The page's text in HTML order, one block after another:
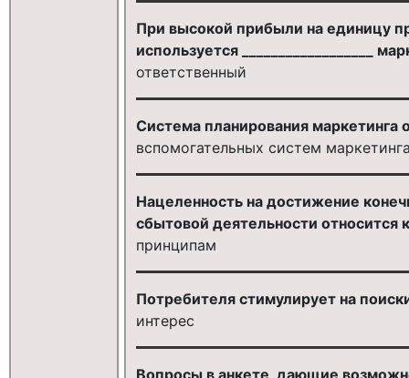
При высокой прибыли на единицу
используется __________________
ответственный
Система планирования маркетинга
вспомогательных систем
Нацеленность на достижение
сбытовой деятельности относится к
принципам
Потребителя стимулирует на
интерес
Вопросы в анкете, дающие